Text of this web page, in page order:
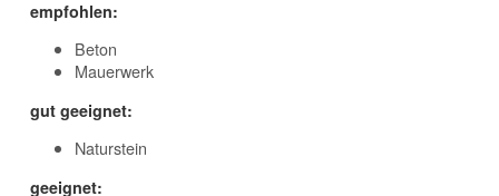
empfohlen:
Beton
Mauerwerk
gut geeignet:
Naturstein
geeignet: